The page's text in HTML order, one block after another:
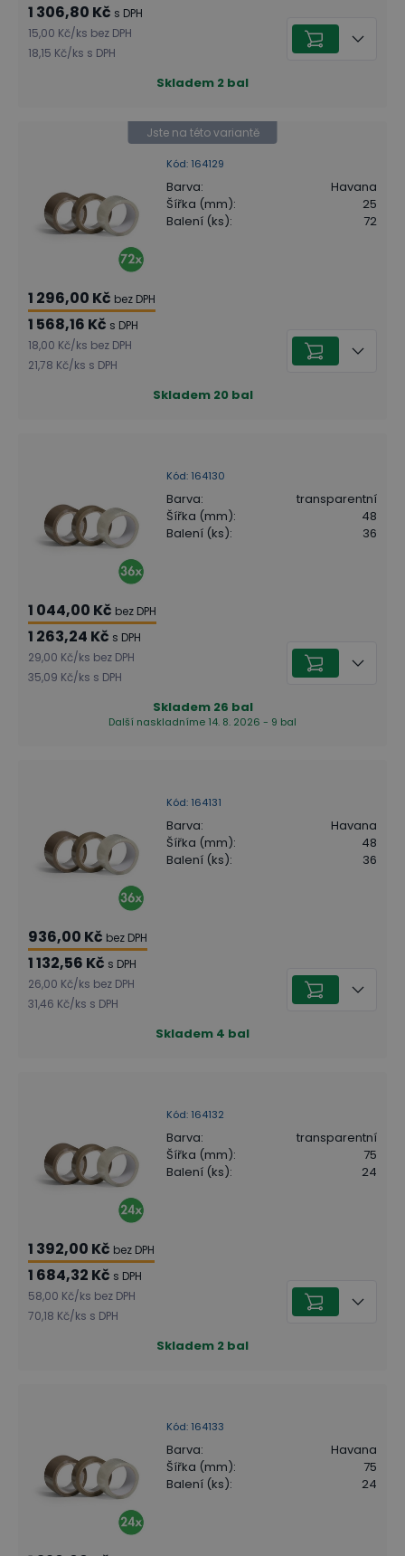
1 306,80 Kč s DPH
15,00 Kč/ks bez DPH
18,15 Kč/ks s DPH
Skladem 2 bal
Kód: 164129
Jste na této variantě
Barva:
Havana
Šířka (mm):
25
Balení (ks): 72
1 296,00 Kč bez DPH
1 568,16 Kč s DPH
18,00 Kč/ks bez DPH
21,78 Kč/ks s DPH
Skladem 20 bal
Kód: 164130
Barva:
transparentní
Šířka (mm):
48
Balení (ks): 36
1 044,00 Kč bez DPH
1 263,24 Kč s DPH
29,00 Kč/ks bez DPH
35,09 Kč/ks s DPH
Skladem 26 bal
Další naskladníme 14. 8. 2026 - 9 bal
Kód: 164131
Barva:
Havana
Šířka (mm):
48
Balení (ks): 36
936,00 Kč bez DPH
1 132,56 Kč s DPH
26,00 Kč/ks bez DPH
31,46 Kč/ks s DPH
Skladem 4 bal
Kód: 164132
Barva:
transparentní
Šířka (mm):
75
Balení (ks): 24
1 392,00 Kč bez DPH
1 684,32 Kč s DPH
58,00 Kč/ks bez DPH
70,18 Kč/ks s DPH
Skladem 2 bal
Kód: 164133
Barva:
Havana
Šířka (mm):
75
Balení (ks): 24